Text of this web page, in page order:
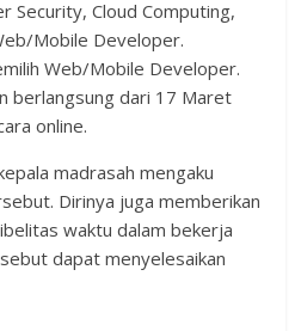
Security, Cloud Computing,
Mobile Developer.
Web/Mobile Developer.
berlangsung dari 17 Maret
online.
madrasah mengaku
Dirinya juga memberikan
waktu dalam bekerja
dapat menyelesaikan